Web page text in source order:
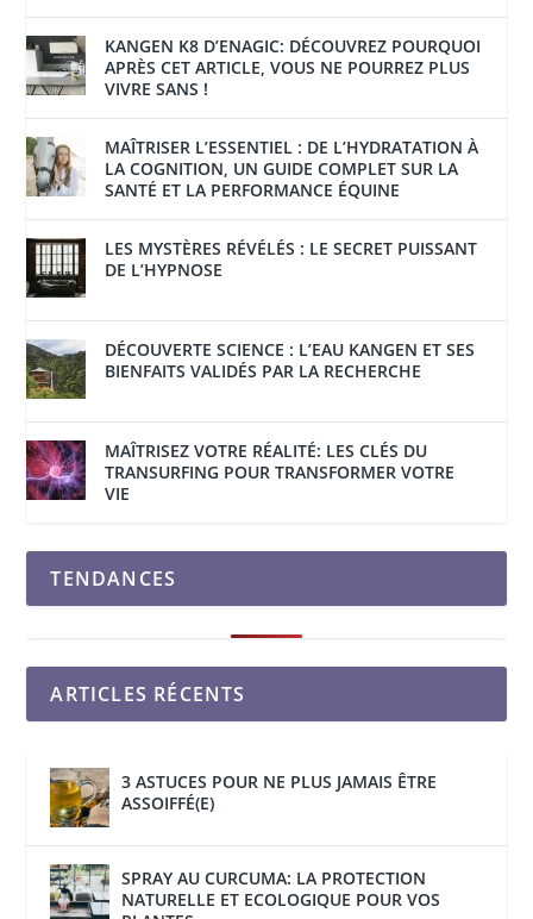
KANGEN K8 D’ENAGIC: DÉCOUVREZ POURQUOI
APRÈS CET ARTICLE, VOUS NE POURREZ PLUS
VIVRE SANS !
MAÎTRISER L’ESSENTIEL : DE L’HYDRATATION À
LA COGNITION, UN GUIDE COMPLET SUR LA
SANTÉ ET LA PERFORMANCE ÉQUINE
LES MYSTÈRES RÉVÉLÉS : LE SECRET PUISSANT
DE L’HYPNOSE
DÉCOUVERTE SCIENCE : L’EAU KANGEN ET SES
BIENFAITS VALIDÉS PAR LA RECHERCHE
MAÎTRISEZ VOTRE RÉALITÉ: LES CLÉS DU
TRANSURFING POUR TRANSFORMER VOTRE
VIE
TENDANCES
ARTICLES RÉCENTS
3 ASTUCES POUR NE PLUS JAMAIS ÊTRE
ASSOIFFÉ(E)
SPRAY AU CURCUMA: LA PROTECTION
NATURELLE ET ECOLOGIQUE POUR VOS